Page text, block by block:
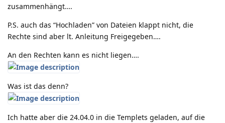
zusammenhängt….
P.S. auch das “Hochladen” von Dateien klappt nicht, die
Rechte sind aber lt. Anleitung Freigegeben….
An den Rechten kann es nicht liegen….
Was ist das denn?
Ich hatte aber die 24.04.0 in die Templets geladen, auf die